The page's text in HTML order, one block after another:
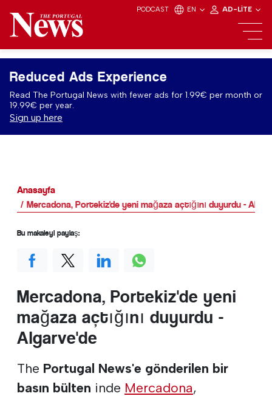
PODCAST EN AD-LITE
Reduced Ads Experience
Read The Portugal News with fewer ads for 1.99€ per month or
19.99€ per year.
Sign up here
Anasayfa
Mercadona, Portekiz'de yeni mağaza açtığını duyurdu -
Mercadona, Portekiz'de yeni
mağaza açtığını duyurdu -
Algarve'de
The Portugal News'e gönderilen bir
basın bülten inde Mercadona,
Bu makaleyi paylaş: